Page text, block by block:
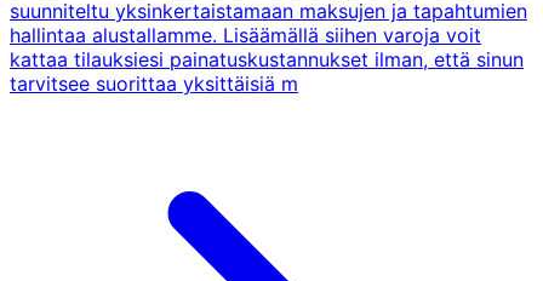
suunniteltu yksinkertaistamaan maksujen ja tapahtumien
hallintaa alustallamme. Lisäämällä siihen varoja voit
kattaa tilauksiesi painatuskustannukset ilman, että sinun
tarvitsee suorittaa yksittäisiä m